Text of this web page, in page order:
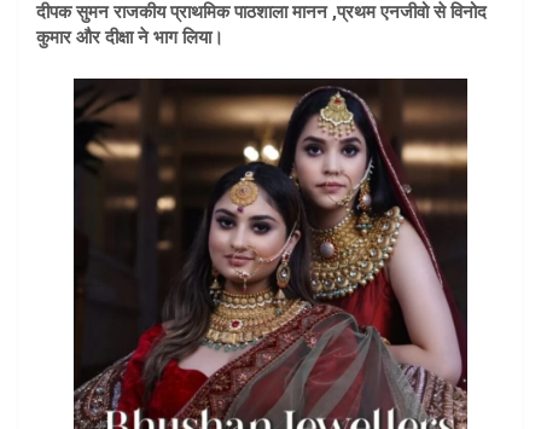
दीपक सुमन राजकीय प्राथमिक पाठशाला मानन ,प्रथम एनजीवो से विनोद
कुमार और दीक्षा ने भाग लिया।